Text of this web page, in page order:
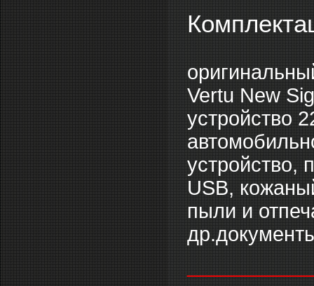
Vertu New
устройство
устройство,
USB,
пыли и